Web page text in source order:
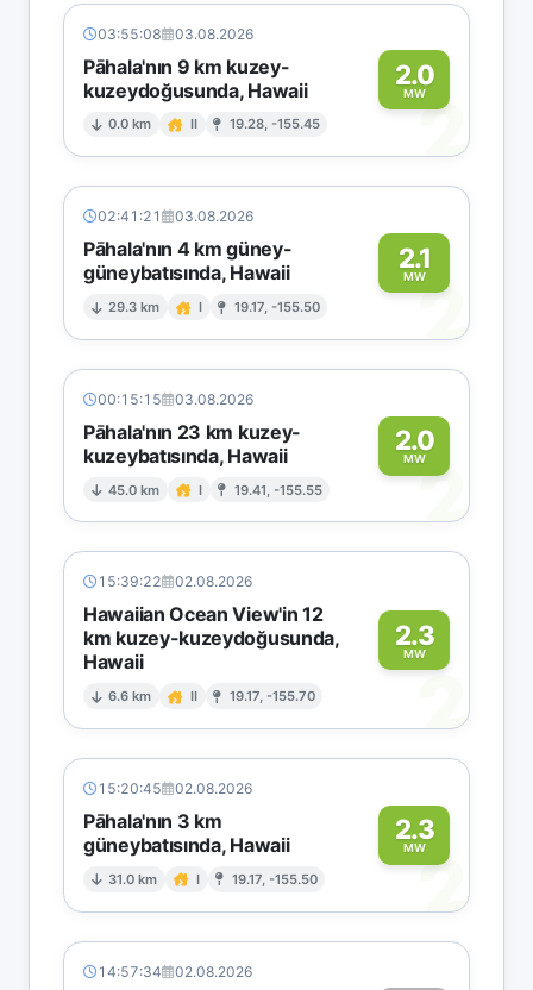
03:55:08 03.08.2026
Pāhala'nın 9 km kuzey-
kuzeydoğusunda, Hawaii
0.0 km II 19.28, -155.45
2.0
MW2
02:41:21 03.08.2026
Pāhala'nın 4 km güney-
güneybatısında, Hawaii
29.3 km I 19.17, -155.50
2.1
MW2
00:15:15 03.08.2026
Pāhala'nın 23 km kuzey-
kuzeybatısında, Hawaii
45.0 km I 19.41, -155.55
2.0
MW2
15:39:22 02.08.2026
Hawaiian Ocean View'in 12
km kuzey-kuzeydoğusunda,
Hawaii
6.6 km II 19.17, -155.70
2.3
MW
2
15:20:45 02.08.2026
Pāhala'nın 3 km
güneybatısında, Hawaii
31.0 km I 19.17, -155.50
2.3
MW2
14:57:34 02.08.2026